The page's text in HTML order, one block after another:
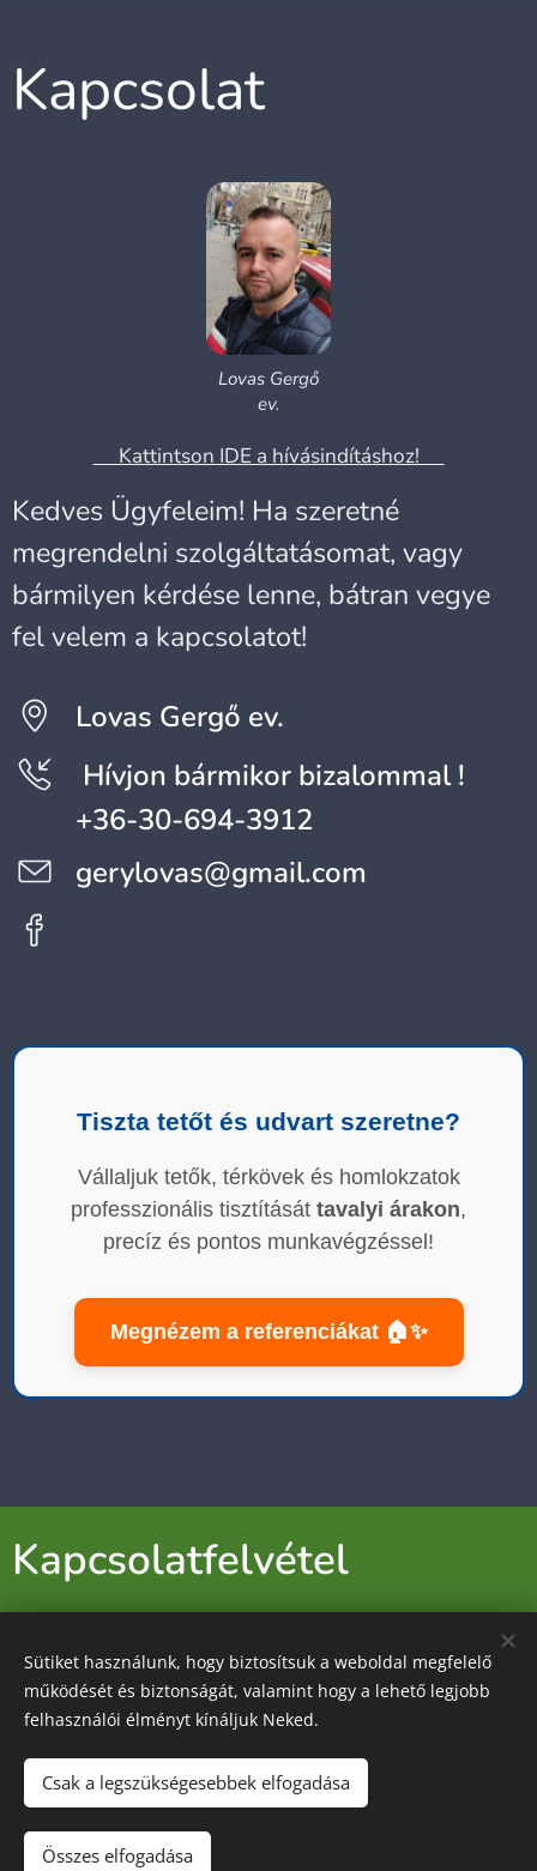
Kapcsolat
Lovas Gergő
ev.
☎Kattintson IDE a hívásindításhoz!☎
Kedves Ügyfeleim! Ha szeretné
megrendelni szolgáltatásomat, vagy
bármilyen kérdése lenne, bátran vegye
fel velem a kapcsolatot!
Lovas Gergő ev.
Hívjon bármikor bizalommal !
+36-30-694-3912
gerylovas@gmail.com
Tiszta tetőt és udvart szeretne?
Vállaljuk tetők, térkövek és homlokzatok
professzionális tisztítását tavalyi árakon,
precíz és pontos munkavégzéssel!
Megnézem a referenciákat 🏠✨
Kapcsolatfelvétel
+36-30-694-3912
Lovas Gergő ev.
Sütiket használunk, hogy biztosítsuk a weboldal megfelelő
működését és biztonságát, valamint hogy a lehető legjobb
felhasználói élményt kínáljuk Neked.
Csak a legszükségesebbek elfogadása
Összes elfogadása